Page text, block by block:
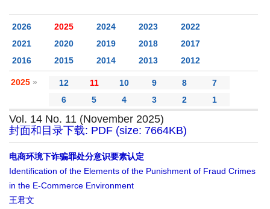
2026 2025 2024 2023
2022
2021
2020 2019 2018
2017
2016
2015 2014 2013 2012
2025 » 12 11 10 9 8
7
6
5 4 3 2 1
Vol. 14 No. 11 (November 2025)
封面和目录下载: PDF (size: 7664KB)
电商环境下诈骗罪处分意识要素认定
Identification of the Elements of the Punishment of Fraud Crimes
in the E-Commerce Environment
王君文